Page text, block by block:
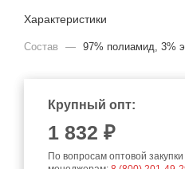
Характеристики
Состав — 97% полиамид, 3%
Крупный опт:
1 832 ₽
По вопросам оптовой